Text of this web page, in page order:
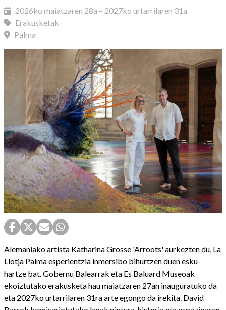
2026ko maiatzaren 28a – 2027ko urtarrilaren 31a
Erakusketak
Palma
Alemaniako artista Katharina Grosse 'Arroots' aurkezten du, La
Llotja Palma esperientzia inmersibo bihurtzen duen esku-
hartze bat. Gobernu Balearrak eta Es Baluard Museoak
ekoiztutako erakusketa hau maiatzaren 27an inauguratuko da
eta 2027ko urtarrilaren 31ra arte egongo da irekita. David